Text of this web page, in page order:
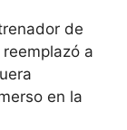
de
a
en la